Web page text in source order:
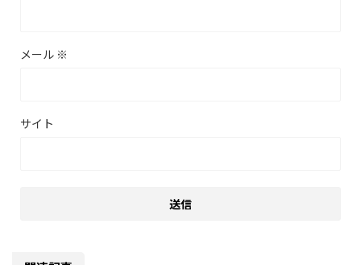
メール ※
サイト